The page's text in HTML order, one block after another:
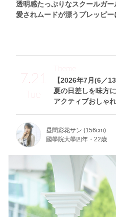
透明感たっぷりなスクールガー
愛されムードが漂うプレッピ
7.21
Tue
【2026年7月(6／
夏の日差しを味方
アクティブおしゃ
Theme
昼間彩花サン (156cm)
國學院大學四年・22歳